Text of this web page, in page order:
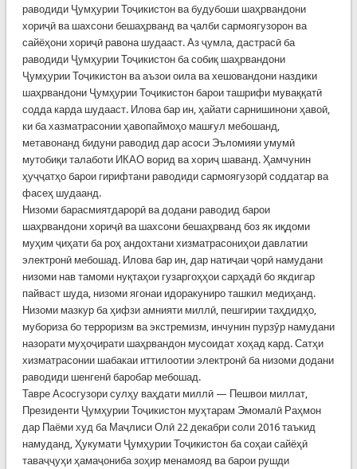
раводиди Ҷумҳурии Тоҷикистон ва будубоши шаҳрвандони
хориҷӣ ва шахсони бешаҳрванд ва ҷалби сармоягузорон ва
сайёҳони хориҷӣ равона шудааст. Аз ҷумла, дастрасӣ ба
раводиди Ҷумҳурии Тоҷикистон ба собиқ шаҳрвандони
Ҷумҳурии Тоҷикистон ва аъзои оила ва хешовандони наздики
шаҳрвандони Ҷумҳурии Тоҷикистон барои ташрифи муваққатӣ
содда карда шудааст. Илова бар ин, ҳайати сарнишинони ҳавоӣ,
ки ба хазматрасонии ҳавопаймоҳо машғул мебошанд,
метавонанд бидуни раводид дар асоси Эъломияи умумӣ
мутобиқи талаботи ИКАО ворид ва хориҷ шаванд. Ҳамчунин
ҳуҷҷатҳо барои гирифтани раводиди сармоягузорӣ соддатар ва
фасеҳ шудаанд.
Низоми барасмиятдарорӣ ва додани раводид барои
шаҳрвандони хориҷӣ ва шахсони бешаҳрванд боз як иқдоми
муҳим ҷиҳати ба роҳ андохтани хизматрасониҳои давлатии
электронӣ мебошад. Илова бар ин, дар натиҷаи ҷорӣ намудани
низоми нав тамоми нуқтаҳои гузаргоҳҳои сарҳадӣ бо якдигар
пайваст шуда, низоми ягонаи идоракуниро ташкил медиҳанд.
Низоми мазкур ба ҳифзи амнияти миллӣ, пешгирии таҳдидҳо,
мубориза бо терроризм ва экстремизм, инчунин пурзӯр намудани
назорати муҳоҷирати шаҳрвандон мусоидат хоҳад кард. Сатҳи
хизматрасонии шабакаи иттилоотии электронӣ ба низоми додани
раводиди шенгенӣ баробар мебошад.
Тавре Асосгузори сулҳу ваҳдати миллӣ — Пешвои миллат,
Президенти Ҷумҳурии Тоҷикистон муҳтарам Эмомалӣ Раҳмон
дар Паёми худ ба Маҷлиси Олӣ 22 декабри соли 2016 таъкид
намуданд, Ҳукумати Ҷумҳурии Тоҷикистон ба соҳаи сайёҳӣ
таваҷҷуҳи ҳамаҷониба зоҳир менамояд ва барои рушди